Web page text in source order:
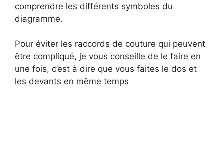
comprendre les différents symboles du
diagramme.
Pour éviter les raccords de couture qui peuvent
être compliqué, je vous conseille de le faire en
une fois, c’est à dire que vous faites le dos et
les devants en même temps